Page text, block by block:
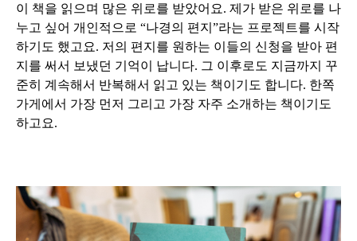
이 책을 읽으며 많은 위로를 받았어요. 제가 받은 위로를 나
누고 싶어 개인적으로 “나경의 편지”라는 프로젝트를 시작
하기도 했고요. 저의 편지를 원하는 이들의 신청을 받아 편
지를 써서 보냈던 기억이 납니다. 그 이후로도 지금까지 꾸
준히 계속해서 반복해서 읽고 있는 책이기도 합니다. 한쪽
가게에서 가장 먼저 그리고 가장 자주 소개하는 책이기도
하고요.